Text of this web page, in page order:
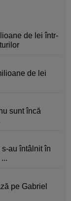
de lei într-
de lei
sunt încă
au întâlnit în
pe Gabriel